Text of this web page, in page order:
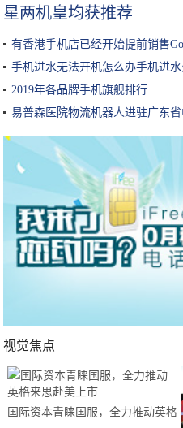
星两机皇均获推荐
有香港手机店已经开始提前销售
手机进水无法开机怎么办手机进
2019年各品牌手机旗舰排行
易普森医院物流机器人进驻广东
视觉焦点
国际资本青睐国服，全力推动英格